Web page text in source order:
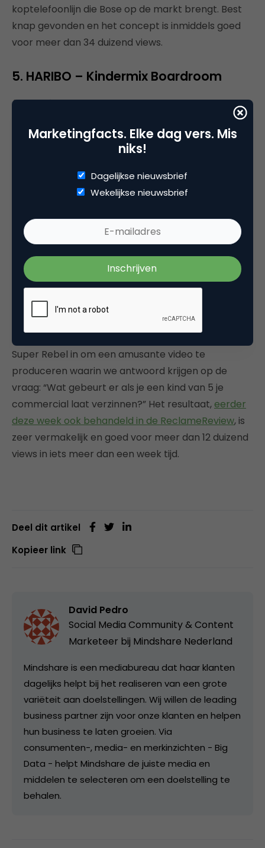
koptelefoonlijn die Bose op de markt brengt. Best
knap gevonden en het concept is inmiddels goed
voor meer dan 34 duizend views.
5. HARIBO – Kindermix Boardroom
12.666 views
We sluiten de Viral Friday af met een productie van
Nederlandse Bodem. Snoepfabrikant HARIBO
schakelde de breinen van het creatieve bureau
Super Rebel in om een amusante video te
produceren waarin we antwoord krijgen op de
vraag: “Wat gebeurt er als je een kind van 5 je
commercial laat verzinnen?” Het resultaat, eerder
deze week ook behandeld in de ReclameReview, is
zeer vermakelijk en goed voor meer dan 12 duizend
views in iets meer dan een week tijd.
Deel dit artikel
Kopieer link
David Pedro
Social Media Community & Content
Marketeer bij Mindshare Nederland
Mindshare is een mediabureau dat haar klanten
dagelijks helpt bij het realiseren van een grote
variëteit aan doelstellingen. Wij willen de leading
business partner zijn voor onze klanten en helpen
hun business te laten groeien. Via
consumenten-, media- en merkinzichten - Big
Data - helpt Mindshare de juiste media en
middelen te selecteren om een doelstelling te
behalen.
Marketingfacts. Elke dag vers. Mis
niks!
Dagelijkse nieuwsbrief
Wekelijkse nieuwsbrief